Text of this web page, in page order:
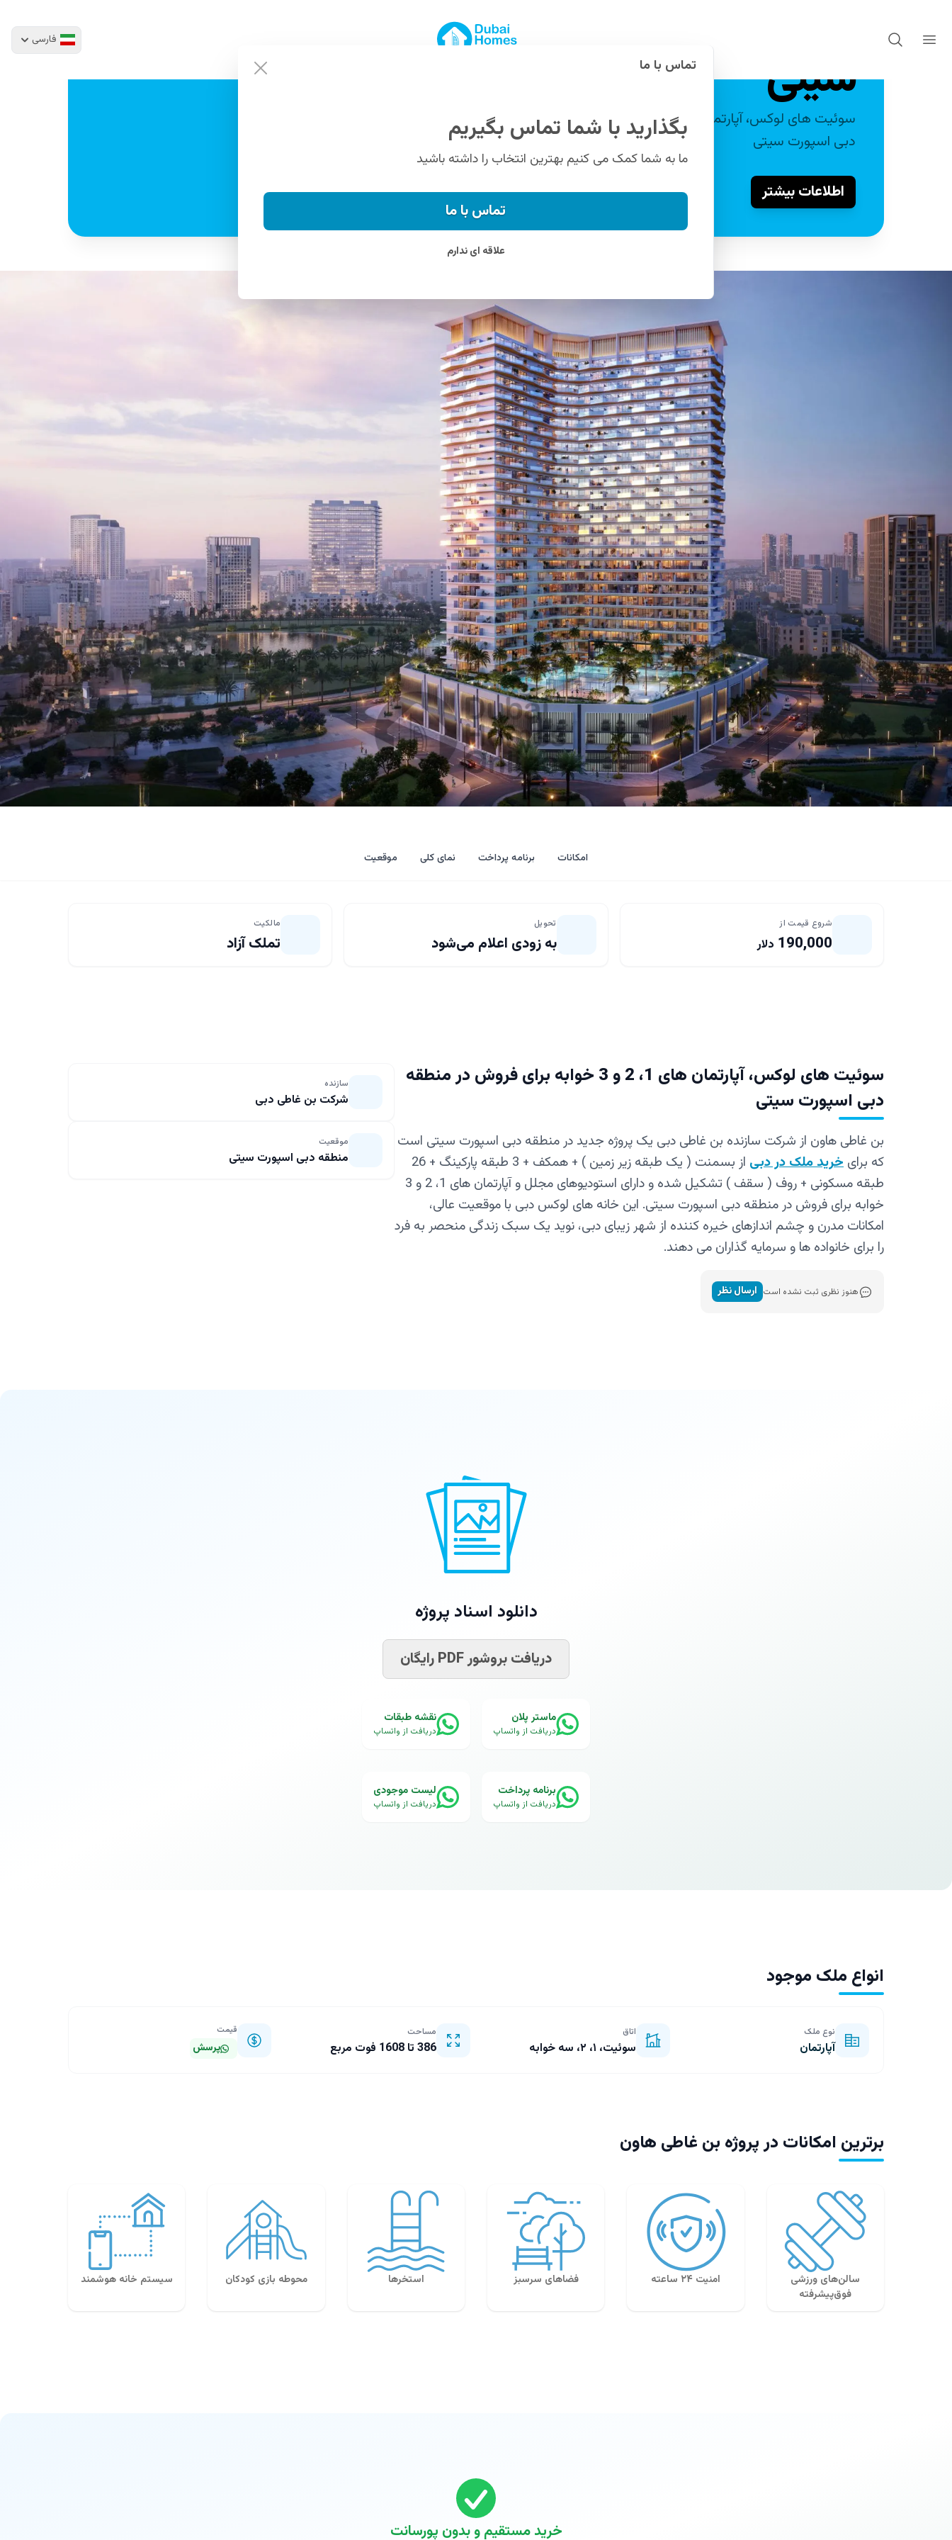
فارسی
هاون در منطقه دبی اسپورت
سیتی
سوئیت های لوکس، آپارتمان های 1، 2 و 3 خوابه برای فروش در منطقه
دبی اسپورت سیتی
اطلاعات بیشتر
امکانات برنامه پرداخت نمای کلی موقعیت
شروع قیمت از
190,000 دلار
تحویل
به زودی اعلام می‌شود
مالکیت
تملک آزاد
سوئیت های لوکس، آپارتمان های 1، 2 و 3 خوابه برای فروش در منطقه
دبی اسپورت سیتی
بن غاطی هاون از شرکت سازنده بن غاطی دبی یک پروژه جدید در منطقه دبی اسپورت سیتی است
که برای خرید ملک در دبی
از بسمنت ( یک طبقه زیر زمین ) + همکف + 3 طبقه پارکینگ + 26
طبقه مسکونی + روف ( سقف ) تشکیل شده و دارای استودیوهای مجلل و آپارتمان های 1، 2 و 3
خوابه برای فروش در منطقه دبی اسپورت سیتی. این خانه‌ های لوکس دبی با موقعیت عالی،
امکانات مدرن و چشم‌ اندازهای خیره‌ کننده از شهر زیبای دبی، نوید یک سبک زندگی منحصر به‌ فرد
را برای خانواده‌ ها و سرمایه‌ گذاران می‌ دهند.
هنوز نظری ثبت نشده است ارسال نظر
سازنده
شرکت بن غاطی دبی
موقعیت
منطقه دبی اسپورت سیتی
دانلود اسناد پروژه
دریافت بروشور PDF رایگان
ماستر پلان
دریافت از واتساپ
نقشه طبقات
دریافت از واتساپ
برنامه پرداخت
دریافت از واتساپ
لیست موجودی
دریافت از واتساپ
انواع ملک موجود
نوع ملک
آپارتمان
اتاق
سوئیت، ۱، ۲، سه خوابه
مساحت
386 تا 1608 فوت مربع
قیمت
پرسش
برترین امکانات در پروژه بن غاطی هاون
سالن‌های ورزشی
فوق‌پیشرفته
امنیت ۲۴ ساعته فضاهای سرسبز استخرها محوطه بازی کودکان سیستم خانه هوشمند
خرید مستقیم و بدون پورسانت
تماس با ما
بگذارید با شما تماس بگیریم
ما به شما کمک می کنیم بهترین انتخاب را داشته باشید
تماس با ما
علاقه ای ندارم